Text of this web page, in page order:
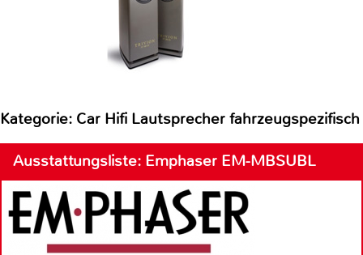
Kategorie: Car Hifi Lautsprecher fahrzeugspezifisch
Ausstattungsliste: Emphaser EM-MBSUBL